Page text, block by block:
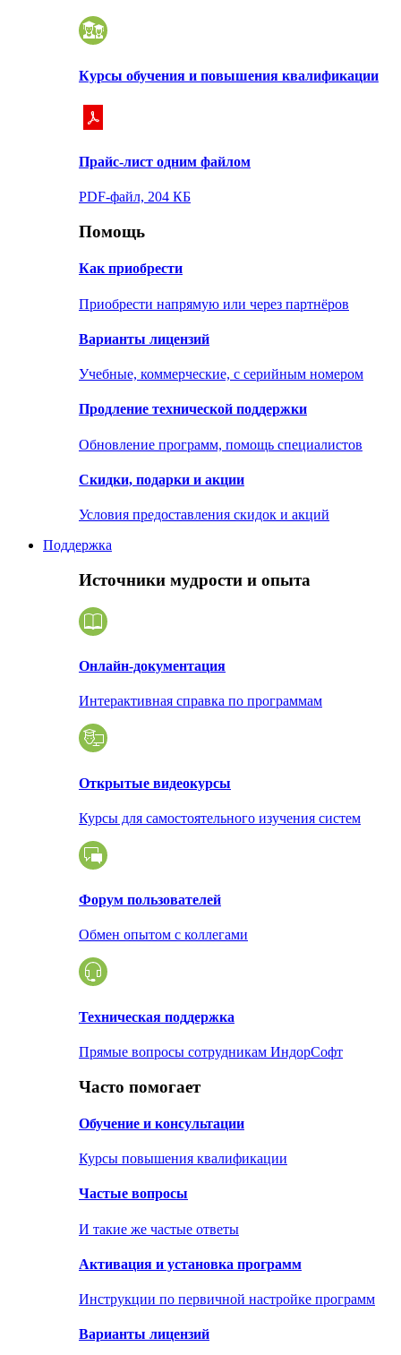
Курсы обучения и повышения квалификации
Прайс-лист одним файлом
PDF-файл, 204 КБ
Помощь
Как приобрести
Приобрести напрямую или через партнёров
Варианты лицензий
Учебные, коммерческие, с серийным номером
Продление технической поддержки
Обновление программ, помощь специалистов
Скидки, подарки и акции
Условия предоставления скидок и акций
Поддержка
Источники мудрости и опыта
Онлайн-документация
Интерактивная справка по программам
Открытые видеокурсы
Курсы для самостоятельного изучения систем
Форум пользователей
Обмен опытом с коллегами
Техническая поддержка
Прямые вопросы сотрудникам ИндорСофт
Часто помогает
Обучение и консультации
Курсы повышения квалификации
Частые вопросы
И такие же частые ответы
Активация и установка программ
Инструкции по первичной настройке программ
Варианты лицензий